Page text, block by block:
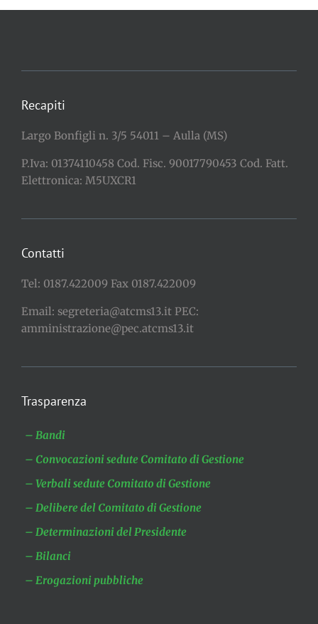
Recapiti
Largo Bonfigli n. 3/5 54011 – Aulla (MS)
P.Iva: 01374110458 Cod. Fisc. 90017790453 Cod. Fatt.
Elettronica: M5UXCR1
Contatti
Tel: 0187.422009 Fax 0187.422009
Email: segreteria@atcms13.it PEC:
amministrazione@pec.atcms13.it
Trasparenza
– Bandi
– Convocazioni sedute Comitato di Gestione
– Verbali sedute Comitato di Gestione
– Delibere del Comitato di Gestione
– Determinazioni del Presidente
– Bilanci
– Erogazioni pubbliche